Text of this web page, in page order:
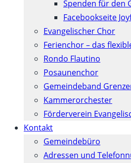
Spenden für den
Facebookseite
Evangelischer Chor
Ferienchor – das
Rondo Flautino
Posaunenchor
Gemeindeband
Kammerorchester
Förderverein
Kontakt
Gemeindebüro
Adressen und